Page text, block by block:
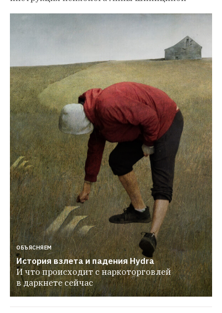
ОБЪЯСНЯЕМ
История взлета и падения Hydra
И что происходит с наркоторговлей
в даркнете сейчас